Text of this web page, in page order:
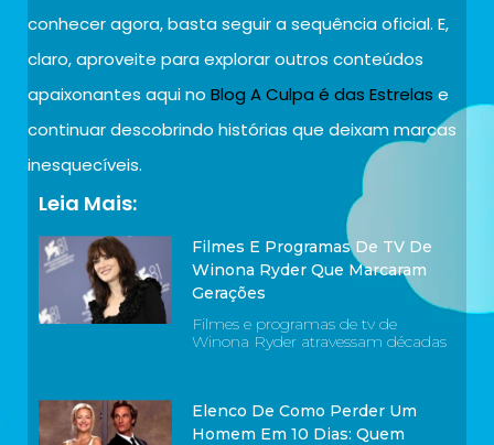
conhecer agora, basta seguir a sequência oficial. E,
claro, aproveite para explorar outros conteúdos
apaixonantes aqui no Blog A Culpa é das Estrelas e
continuar descobrindo histórias que deixam marcas
inesquecíveis.
Leia Mais:
Filmes E Programas De TV De
Winona Ryder Que Marcaram
Gerações
Filmes e programas de tv de
Winona Ryder atravessam décadas
Elenco De Como Perder Um
Homem Em 10 Dias: Quem